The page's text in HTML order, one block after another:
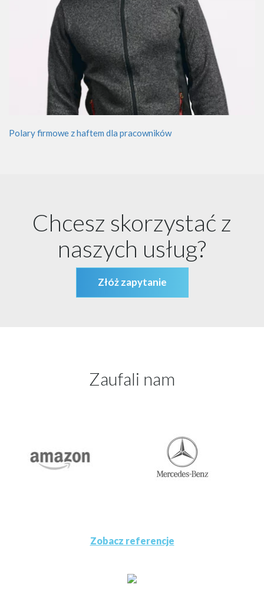
Polary firmowe z haftem dla pracowników
Chcesz skorzystać z
naszych usług?
Złóż zapytanie
Zaufali nam
Zobacz referencje